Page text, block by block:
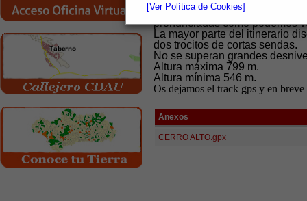
[Ver Política de Cookies]
El itinerario no presenta en
pronunciadas como podemos
La mayor parte del itinerario
dos trocitos de cortas sendas.
No se superan grandes
Altura máxima 799 m.
Altura mínima 546 m.
Os dejamos el track gps y en
Anexos
CERRO ALTO.gpx